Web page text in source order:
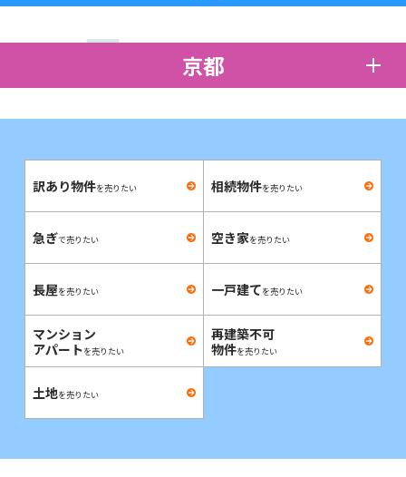
京都
訳あり物件を売りたい 相続物件を売りたい
急ぎで売りたい 空き家を売りたい
長屋を売りたい 一戸建てを売りたい
マンション
アパートを売りたい
再建築不可
物件を売りたい
土地を売りたい